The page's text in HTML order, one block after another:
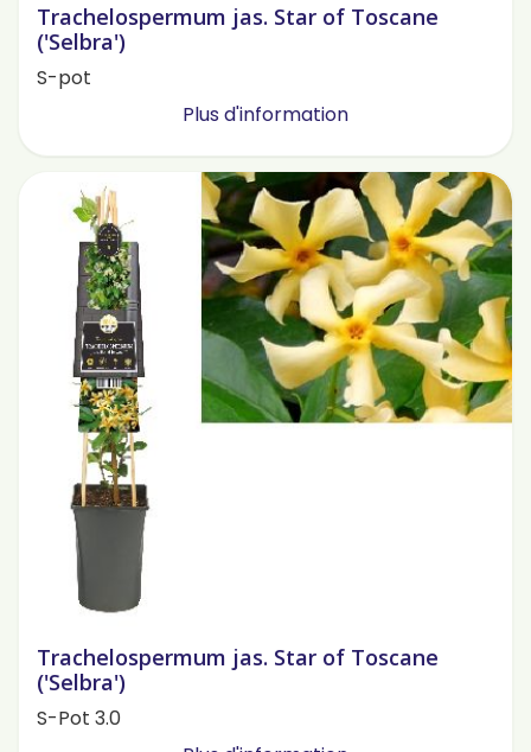
Trachelospermum jas. Star of Toscane
('Selbra')
S-pot
Plus d'information
Trachelospermum jas. Star of Toscane
('Selbra')
S-Pot 3.0